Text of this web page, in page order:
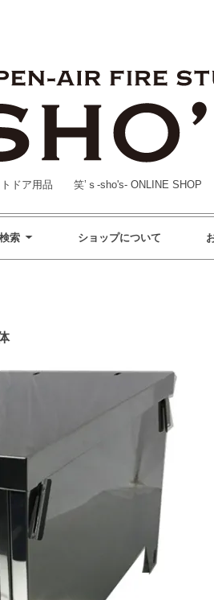
トドア用品 笑’ｓ-sho's- ONLINE SHOP
索 ショップについて